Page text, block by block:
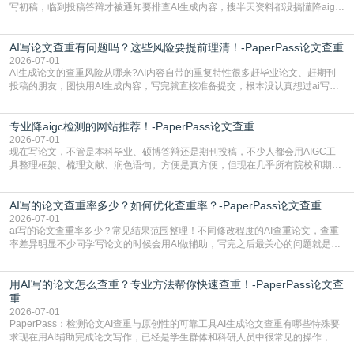
写初稿，临到投稿答辩才被通知要排查AI生成内容，搜半天资料都没搞懂降aigc
怕是已经入行的科研人员，不少人也搞不清降aigc检测是啥，对相关要求摸不
准。其实，降aigc检测是伴随AIGC工具在学术领域普及诞生的新需求，核心是为
了满足现在高校、期刊对AI生
AI写论文查重有问题吗？这些风险要提前理清！-PaperPass论文查重
2026-07-01
AI生成论文的查重风险从哪来?AI内容自带的重复特性很多赶毕业论文、赶期刊
投稿的朋友，图快用AI生成内容，写完就直接准备提交，根本没认真想过ai写论
自带不可忽视的查重风险。AI训练依赖海量公开的文本数据，生成内容本质是基
于训练数据的概率拼接，不是从零开始的原创创作。生成过程中，很容易复用已
有的高频公共表述，甚至直接拼接已经公开
专业降aigc检测的网站推荐！-PaperPass论文查重
2026-07-01
现在写论文，不管是本科毕业、硕博答辩还是期刊投稿，不少人都会用AIGC工
具整理框架、梳理文献、润色语句。方便是真方便，但现在几乎所有院校和期刊
五遍还是过不了预检测的大有人在，这时候，找到靠谱的降AIGC检测率的网
站，就能少走好多弯路。PaperPass：守护学术原创性的智能伙伴AIGC生成内
容的学术合规痛点去年帮一个本科师弟改
AI写的论文查重率多少？如何优化查重率？-PaperPass论文查重
2026-07-01
ai写的论文查重率多少？常见结果范围整理！不同修改程度的AI查重论文，查重
率差异明显不少同学写论文的时候会用AI做辅助，写完之后最关心的问题就是ai
实际情况和大家想的不太一样。AI训练依赖海量公开学术文献、网络内容，生成
内容本质是按照语义概率拼接已有内容，很容易和已发布的作品撞重复，甚至会
直接引用整段已有内容，所以查重率偏高是
用AI写的论文怎么查重？专业方法帮你快速查重！-PaperPass论文查
重
2026-07-01
PaperPass：检测论文AI查重与原创性的可靠工具AI生成论文查重有哪些特殊要
求现在用AI辅助完成论文写作，已经是学生群体和科研人员中很常见的操作，不